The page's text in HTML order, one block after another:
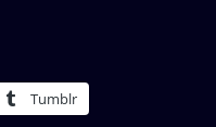
Tumblr